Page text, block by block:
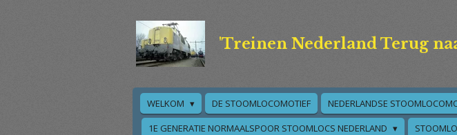
'Treinen Nederland Terug
WELKOM DE STOOMLOCOMOTIEF NEDERLANDSE
1E GENERATIE NORMAALSPOOR STOOMLOCS NEDERLAND